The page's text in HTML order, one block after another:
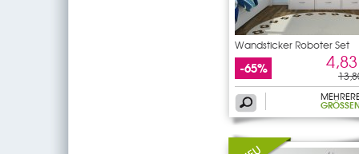
Wandsticker Roboter Set
-65%
GRÖSSEN